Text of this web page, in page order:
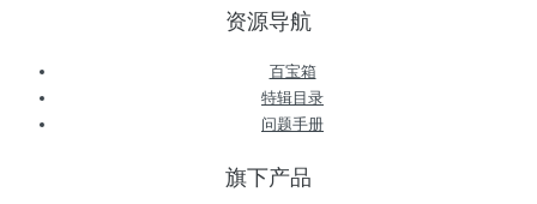
资源导航
百宝箱
特辑目录
问题手册
旗下产品